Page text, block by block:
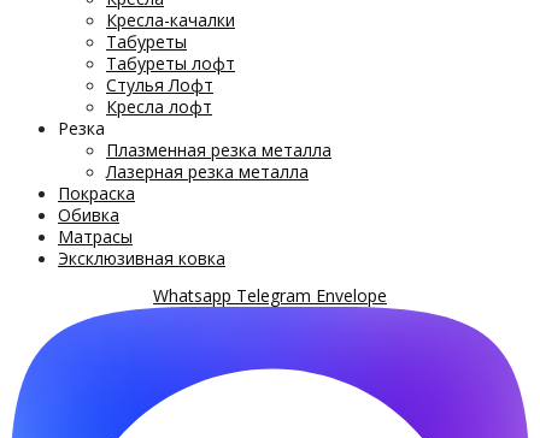
Кресла-качалки
Табуреты
Табуреты лофт
Стулья Лофт
Кресла лофт
Резка
Плазменная резка металла
Лазерная резка металла
Покраска
Обивка
Матрасы
Эксклюзивная ковка
Whatsapp Telegram Envelope